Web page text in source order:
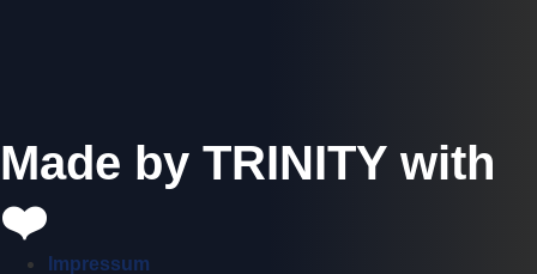
Made by TRINITY with
❤️
Impressum